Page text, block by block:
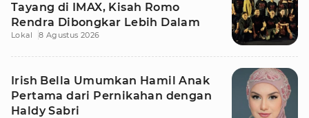
Tayang di IMAX, Kisah Romo
Rendra Dibongkar Lebih Dalam
Lokal 8 Agustus 2026
Irish Bella Umumkan Hamil Anak
Pertama dari Pernikahan dengan
Haldy Sabri